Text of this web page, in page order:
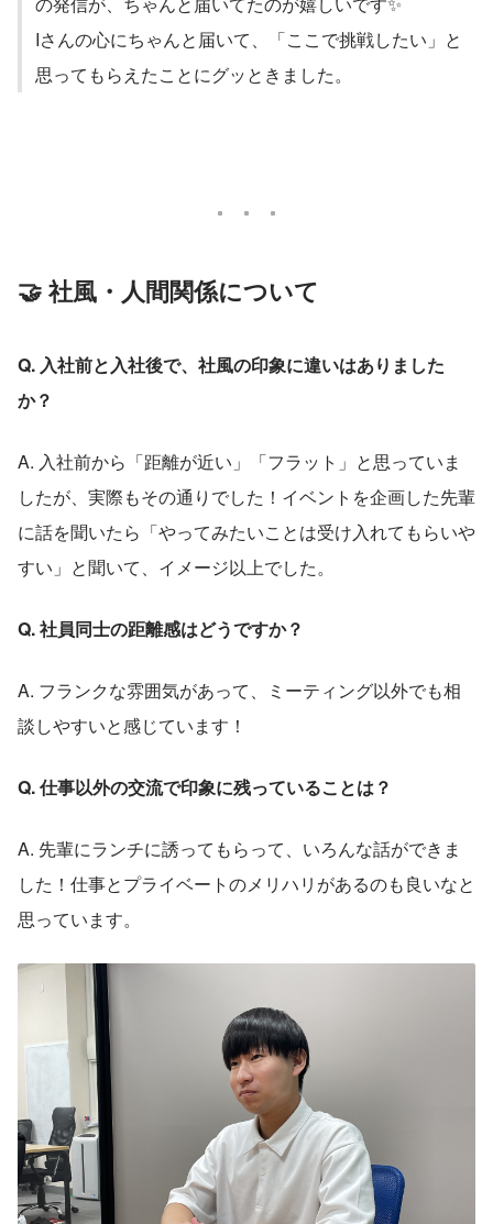
Iさんの心にちゃんと届いて、「ここで挑戦したい」と
思ってもらえたことにグッときました。
🤝 社風・人間関係について
Q. 入社前と入社後で、社風の印象に違いはありました
か？
A. 入社前から「距離が近い」「フラット」と思っていま
したが、実際もその通りでした！イベントを企画した先輩
に話を聞いたら「やってみたいことは受け入れてもらいや
すい」と聞いて、イメージ以上でした。
Q. 社員同士の距離感はどうですか？
A. フランクな雰囲気があって、ミーティング以外でも相
談しやすいと感じています！
Q. 仕事以外の交流で印象に残っていることは？
A. 先輩にランチに誘ってもらって、いろんな話ができま
した！仕事とプライベートのメリハリがあるのも良いなと
思っています。